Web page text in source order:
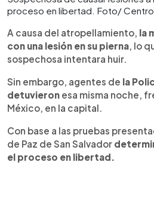
proceso en libertad. Foto/
A causa del atropellamiento, la
con una lesión en su pierna, lo
sospechosa intentara huir.
Sin embargo, agentes de la
detuvieron esa misma noche,
México, en la capital.
Con base a las pruebas
de Paz de San Salvador
el proceso en libertad.